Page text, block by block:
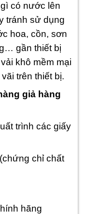
có nước lên
tránh sử dụng
hoa, cồn, sơn
gần thiết bị
khô mềm mại
trên thiết bị.
giả hàng
trình các giấy
chỉ chất
hãng